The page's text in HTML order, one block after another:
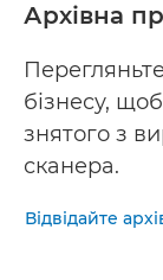
Архівна
бізнесу,
знятого з
сканера.
Відвідайте